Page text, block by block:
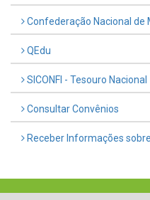
Confederação Nacional de
QEdu
SICONFI - Tesouro Nacional
Consultar Convênios
Receber Informações